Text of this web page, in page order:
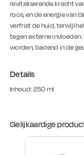
revitaliserende kracht
roos, en de energie van
verfrist de huid, terwijl
tegen externe
worden, badend in de
Details
Inhoud: 250 ml
Gelijkaardige